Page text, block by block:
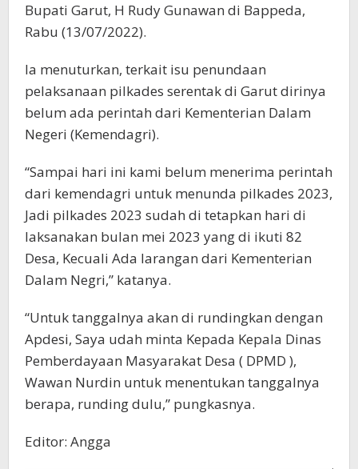
Bupati Garut, H Rudy Gunawan di Bappeda,
Rabu (13/07/2022).
Ia menuturkan, terkait isu penundaan
pelaksanaan pilkades serentak di Garut dirinya
belum ada perintah dari Kementerian Dalam
Negeri (Kemendagri).
“Sampai hari ini kami belum menerima perintah
dari kemendagri untuk menunda pilkades 2023,
Jadi pilkades 2023 sudah di tetapkan hari di
laksanakan bulan mei 2023 yang di ikuti 82
Desa, Kecuali Ada larangan dari Kementerian
Dalam Negri,” katanya.
“Untuk tanggalnya akan di rundingkan dengan
Apdesi, Saya udah minta Kepada Kepala Dinas
Pemberdayaan Masyarakat Desa ( DPMD ),
Wawan Nurdin untuk menentukan tanggalnya
berapa, runding dulu,” pungkasnya.
Editor: Angga